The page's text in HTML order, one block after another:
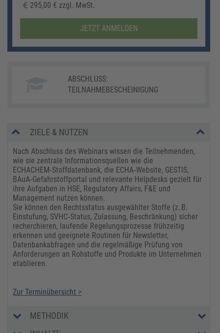
295,00 € zzgl. MwSt.
JETZT ANMELDEN
ABSCHLUSS:
TEILNAHMEBESCHEINIGUNG
ZIELE & NUTZEN
Nach Abschluss des Webinars wissen die Teilnehmenden,
wie sie zentrale Informationsquellen wie die
ECHACHEM‑Stoffdatenbank, die ECHA‑Website, GESTIS,
BAuA‑Gefahrstoffportal und relevante Helpdesks gezielt für
ihre Aufgaben in HSE, Regulatory Affairs, F&E und
Management nutzen können.
Sie können den Rechtsstatus ausgewählter Stoffe (z. B.
Einstufung, SVHC‑Status, Zulassung, Beschränkung) sicher
recherchieren, laufende Regelungsprozesse frühzeitig
erkennen und geeignete Routinen für Newsletter,
Datenbankabfragen und die regelmäßige Prüfung von
Anforderungen an Rohstoffe und Produkte im Unternehmen
etablieren.
Zur Terminübersicht >
METHODIK